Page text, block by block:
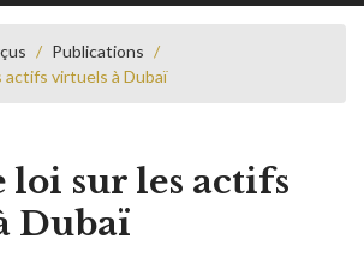
AR
/ Publications /
actifs virtuels à Dubaï
loi sur les actifs
Dubaï